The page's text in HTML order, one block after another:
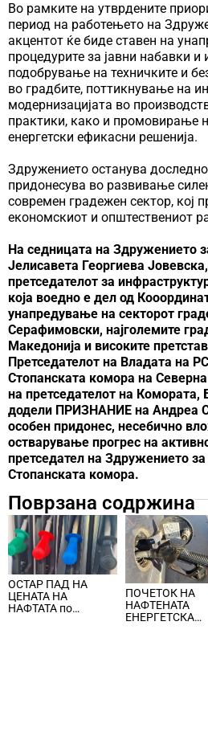
Во рамките на утврдените
период на работењето на
акцентот ќе биде ставен на
процедурите за јавни набавки и
подобрување на техничките и
во градбите, поттикнување на
модернизацијата во
практики, како и промовирање
енергетски ефикасни решенија.
Здружението останува
придонесува во развивање
современ градежен сектор, кој
економскиот и општествениот
На седницата на Здружението
Јелисавета Георгиева
претседателот за
која воедно е дел од
унапредување на секторот
Серафимовски, најголемите
Македoнија и високите
Претседателот на Владата на
Стопанската комора на
на претседателот на Комората,
додели ПРИЗНАНИЕ на Андреа
особен придонес, несебично
остварување прогрес на
претседател на Здружението
Стопанската комора.
Поврзана содржина
ОСТАР ПАД НА
ЦЕНАТА НА
НАФТАТА по
ПОЧЕТОК НА
НАФТЕНАТА
ЕНЕРГЕТСКА